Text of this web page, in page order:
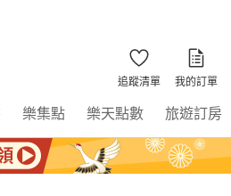
追蹤清單 我的訂單
樂集點 樂天點數 旅遊訂房